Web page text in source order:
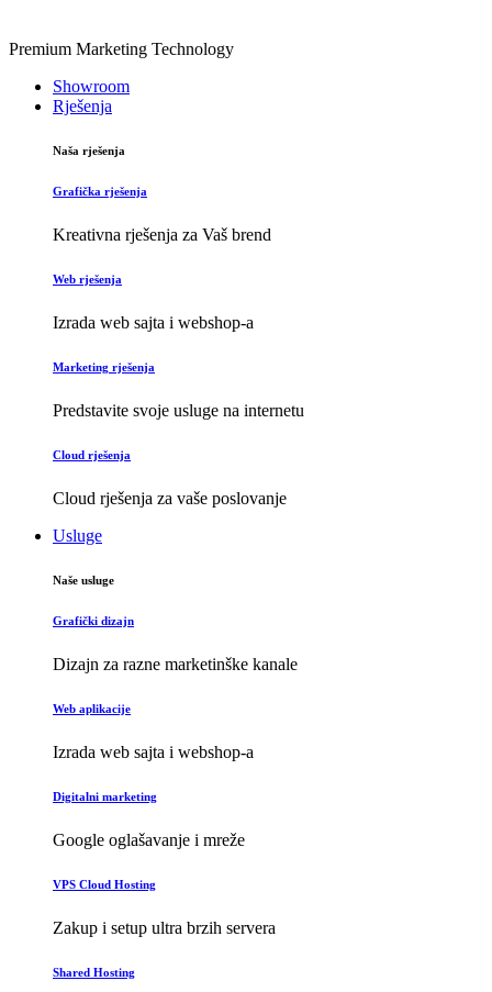
Premium Marketing Technology
Showroom
Rješenja
Naša rješenja
Grafička rješenja
Kreativna rješenja za Vaš brend
Web rješenja
Izrada web sajta i webshop-a
Marketing rješenja
Predstavite svoje usluge na internetu
Cloud rješenja
Cloud rješenja za vaše poslovanje
Usluge
Naše usluge
Grafički dizajn
Dizajn za razne marketinške kanale
Web aplikacije
Izrada web sajta i webshop-a
Digitalni marketing
Google oglašavanje i mreže
VPS Cloud Hosting
Zakup i setup ultra brzih servera
Shared Hosting